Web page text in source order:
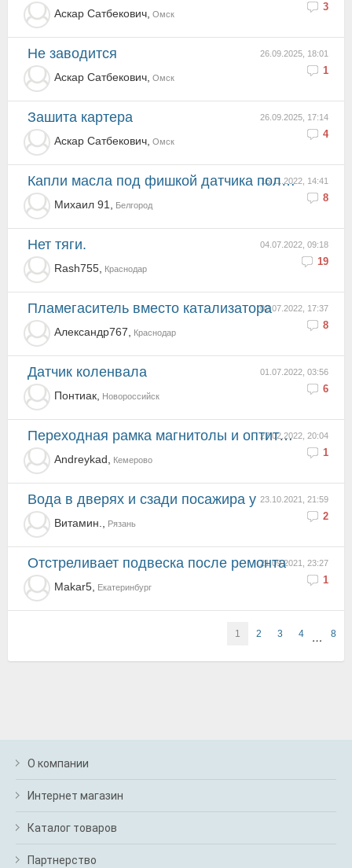
3
Аскар Сатбекович, Омск
26.09.2025, 18:01
1
Не заводится
Аскар Сатбекович, Омск
26.09.2025, 17:14
4
Зашита картера
Аскар Сатбекович, Омск
16.11.2022, 14:41
8
Капли масла под фишкой датчика положения распредвала
Михаил 91, Белгород
04.07.2022, 09:18
19
Нет тяги.
Rash755, Краснодар
02.07.2022, 17:37
8
Пламегаситель вместо катализатора
Александр767, Краснодар
01.07.2022, 03:56
6
датчик коленвала
Понтиак, Новороссийск
27.02.2022, 20:04
1
Переходная рамка магнитолы и оптитрон
Andreykad, Кемерово
23.10.2021, 21:59
2
Вода в дверях и сзади посажира у
Витамин., Рязань
21.09.2021, 23:27
1
отстреливает подвеска после ремонта
Makar5, Екатеринбург
1 2 3 4 … 8
О компании
Интернет магазин
Каталог товаров
Партнерство